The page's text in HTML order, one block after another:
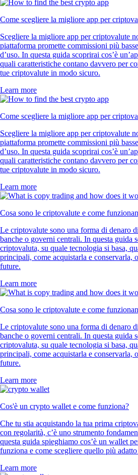
Come scegliere la migliore app per
Scegliere la migliore app per criptovalute
piattaforma promette commissioni più
d’uso. In questa guida scoprirai cos’è
quali caratteristiche contano davvero per
tue criptovalute in modo sicuro.
Learn more
Come scegliere la migliore app per
Scegliere la migliore app per criptovalute
piattaforma promette commissioni più
d’uso. In questa guida scoprirai cos’è
quali caratteristiche contano davvero per
tue criptovalute in modo sicuro.
Learn more
Cosa sono le criptovalute e come
Le criptovalute sono una forma di denaro
banche o governi centrali. In questa guida
criptovaluta, su quale tecnologia si basa,
principali, come acquistarla e conservarla,
future.
Learn more
Cosa sono le criptovalute e come
Le criptovalute sono una forma di denaro
banche o governi centrali. In questa guida
criptovaluta, su quale tecnologia si basa,
principali, come acquistarla e conservarla,
future.
Learn more
Cos'è un crypto wallet e come funziona?
Che tu stia acquistando la tua prima
con regolarità, c’è uno strumento
questa guida spieghiamo cos’è un wallet
funziona e come scegliere quello più
Learn more